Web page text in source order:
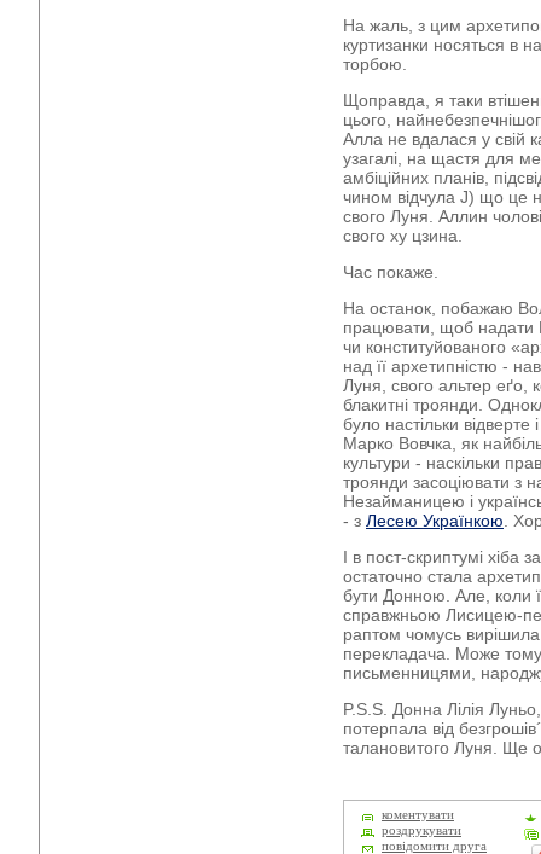
На жаль, з цим
куртизанки носяться в
торбою.
Щоправда, я таки
цього,
Алла не вдалася у свій
узагалі, на щастя для
амбіційних планів,
чином відчула J) що це
свого Луня. Аллин
свого ху цзина.
Час покаже.
На останок, побажаю
працювати, щоб надати
чи конституйованого
над її архетипністю -
Луня, свого альтер еґо,
блакитні троянди.
було настільки
Марко Вовчка, як
культури - наскільки
троянди засоціювати з
Незайманицею і
- з Лесею Українкою .
І в пост-скриптумі
остаточно стала
бути Донною. Але, коли
справжньою Лисицею-
раптом чомусь
перекладача. Може
письменницями,
P.S.S. Донна Лілія
потерпала від
талановитого Луня. Ще
коментувати
роздрукувати
повідомити друга